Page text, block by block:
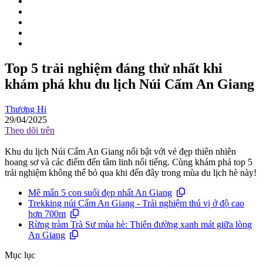
Top 5 trải nghiệm đáng thử nhất khi
khám phá khu du lịch Núi Cấm An Giang
Thương Hi
29/04/2025
Theo dõi trên
Khu du lịch Núi Cấm An Giang nổi bật với vẻ đẹp thiên nhiên
hoang sơ và các điểm đến tâm linh nổi tiếng. Cùng khám phá top 5
trải nghiệm không thể bỏ qua khi đến đây trong mùa du lịch hè này!
Mê mẩn 5 con suối đẹp nhất An Giang
Trekking núi Cấm An Giang - Trải nghiệm thú vị ở độ cao
hơn 700m
Rừng tràm Trà Sư mùa hè: Thiên đường xanh mát giữa lòng
An Giang
Mục lục